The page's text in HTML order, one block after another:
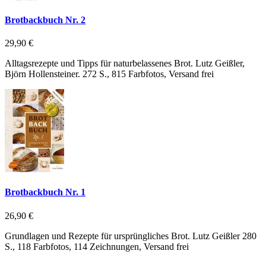
Brotbackbuch Nr. 2
29,90 €
Alltagsrezepte und Tipps für naturbelassenes Brot. Lutz Geißler,
Björn Hollensteiner. 272 S., 815 Farbfotos, Versand frei
Brotbackbuch Nr. 1
26,90 €
Grundlagen und Rezepte für ursprüngliches Brot. Lutz Geißler 280
S., 118 Farbfotos, 114 Zeichnungen, Versand frei